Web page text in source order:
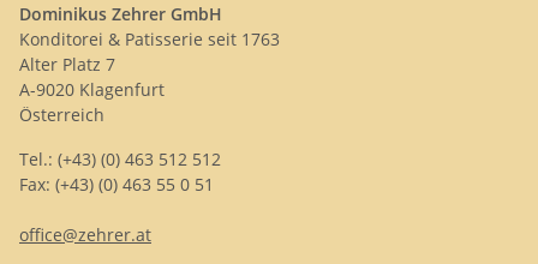
Dominikus Zehrer GmbH
Konditorei & Patisserie seit 1763
Alter Platz 7
A-9020 Klagenfurt
Österreich
Tel.: (+43) (0) 463 512 512
Fax: (+43) (0) 463 55 0 51
office@zehrer.at